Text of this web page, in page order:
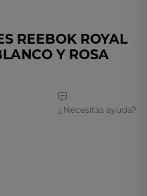
REEBOK ROYAL
Y ROSA
¿Necesitas ayuda?